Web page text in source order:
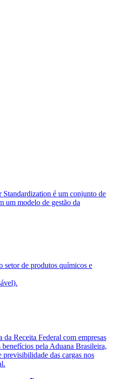
é um conjunto de
um modelo de gestão da
setor de produtos químicos e
da Receita Federal com empresas
pela Aduana Brasileira,
das cargas nos